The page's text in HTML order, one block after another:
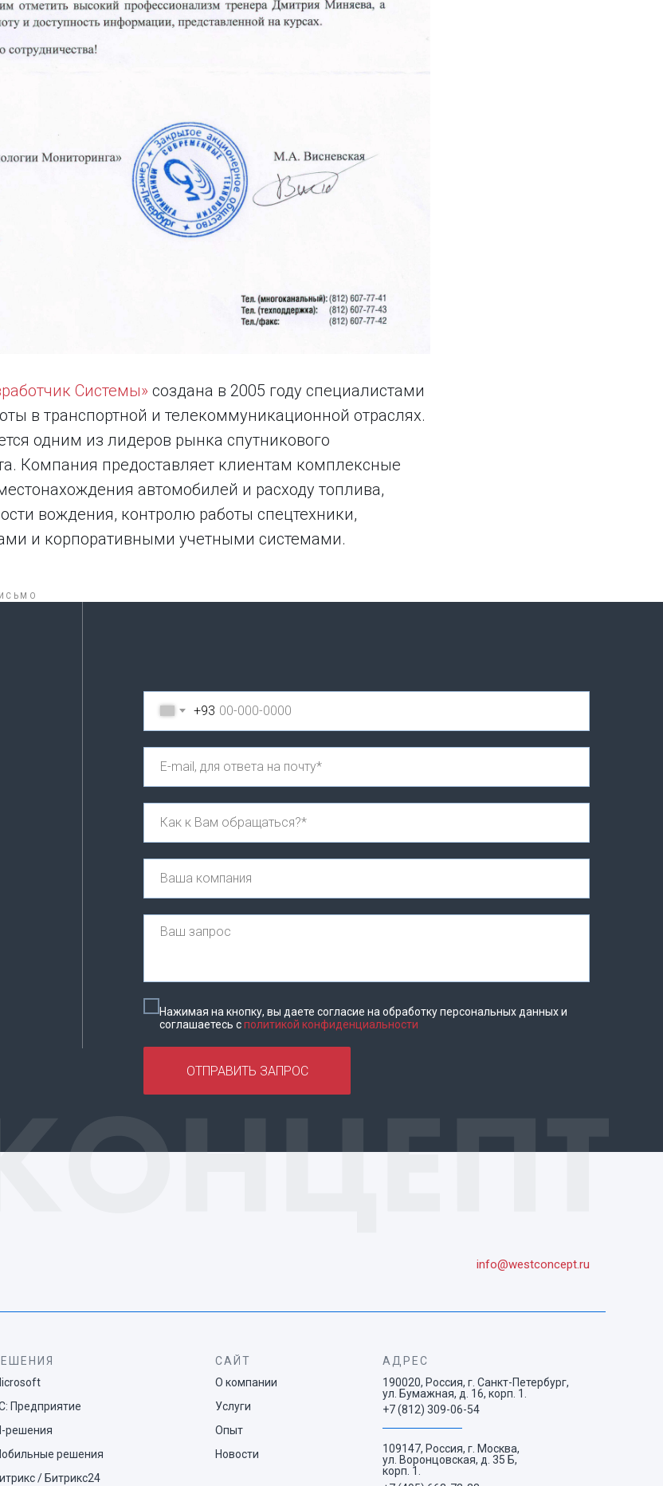
Системы» создана в 2005 году специалистами
в транспортной и телекоммуникационной отраслях.
одним из лидеров рынка спутникового
Компания предоставляет клиентам комплексные
автомобилей и расходу топлива,
вождения, контролю работы спецтехники,
и корпоративными учетными системами.
+93
Нажимая на кнопку, вы даете согласие на обработку персональных данных и
соглашаетесь cполитикой конфиденциальности
ОТПРАВИТЬ ЗАПРОС
Предприятие
решения
решения
/ Битрикс24
САЙТ
О компании
Услуги
Опыт
Новости
АДРЕС
190020, Россия, г. Санкт-Петербург,
ул. Бумажная, д. 16, корп. 1.
+7 (812) 309-06-54
109147, Россия, г. Москва,
ул. Воронцовская, д. 35 Б,
корп. 1.
info@westconcept.ru